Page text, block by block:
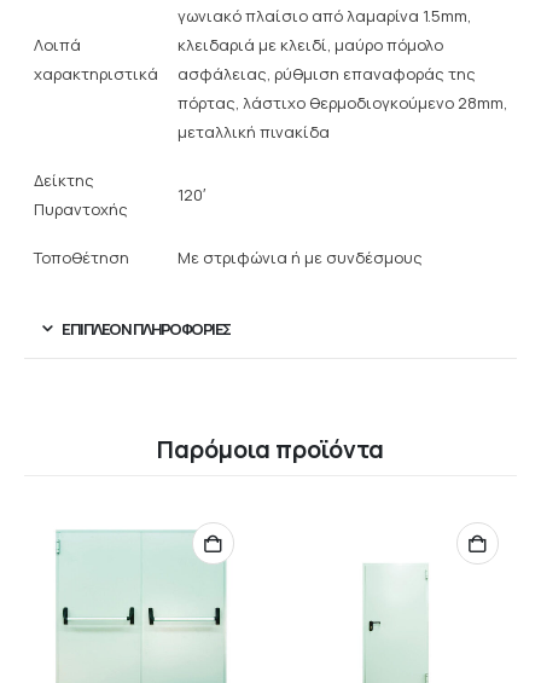
Λοιπά
χαρακτηριστικά
γωνιακό πλαίσιο από λαμαρίνα 1.5mm,
κλειδαριά με κλειδί, μαύρο πόμολο
ασφάλειας, ρύθμιση επαναφοράς της
πόρτας, λάστιχο θερμοδιογκούμενο 28mm,
μεταλλική πινακίδα
Δείκτης
Πυραντοχής
120′
Τοποθέτηση Με στριφώνια ή με συνδέσμους
ΕΠΙΠΛΈΟΝ ΠΛΗΡΟΦΟΡΊΕΣ
Παρόμοια προϊόντα